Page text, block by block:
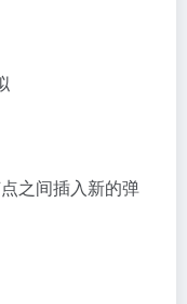
之间插入新的弹